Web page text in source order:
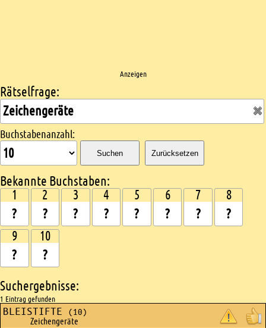
Anzeigen
Kreuzworträtsel suchen
Rätselfrage:
Buchstabenanzahl:
Suchen Zurücksetzen
Bekannte Buchstaben:
1 2 3 4 5 6 7 8
9 10
Suchergebnisse:
1 Eintrag gefunden
BLEISTIFTE (10)
Zeichengeräte